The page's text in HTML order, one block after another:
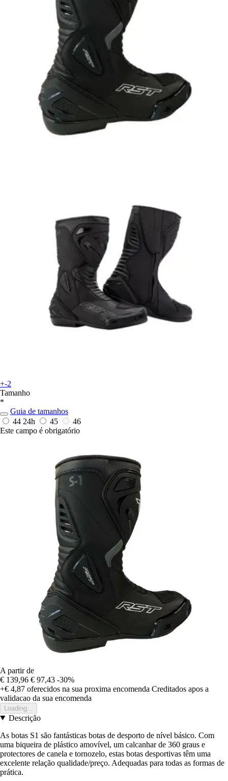
+-2
Tamanho
*
Guia de tamanhos
44 24h 45
46
Este campo é obrigatório
A partir de
€ 139,96 € 97,43 -30%
+€ 4,87 oferecidos na sua proxima encomenda Creditados apos a
validacao da sua encomenda
Loading...
Descrição
As botas S1 são fantásticas botas de desporto de nível básico. Com
uma biqueira de plástico amovível, um calcanhar de 360 graus e
protectores de canela e tornozelo, estas botas desportivas têm uma
excelente relação qualidade/preço. Adequadas para todas as formas de
prática.